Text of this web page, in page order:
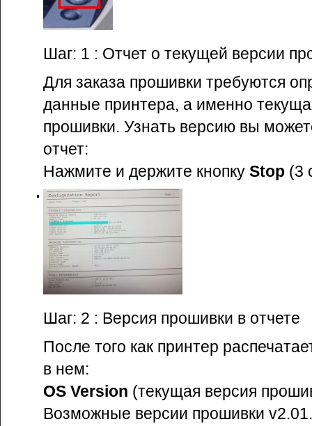
Шаг: 1 : Отчет о текущей версии
Для заказа прошивки требуются
данные принтера, а именно
прошивки. Узнать версию вы
отчет:
Нажмите и держите кнопку Stop (3
Шаг: 2 : Версия прошивки в отчете
После того как принтер
в нем:
OS Version (текущая версия
Возможные версии прошивки